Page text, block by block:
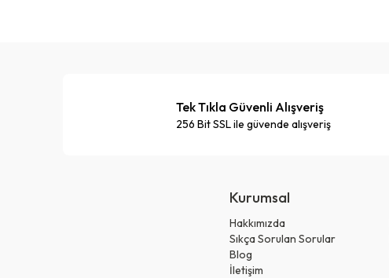
Tek Tıkla Güvenli Alışveriş
256 Bit SSL ile güvende alışveriş
Kurumsal
Hakkımızda
Sıkça Sorulan Sorular
Blog
İletişim